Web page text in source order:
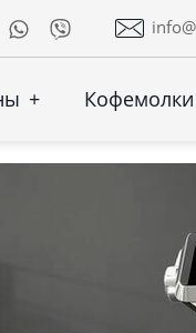
Whatsapp
Viber
+ Кофемолки